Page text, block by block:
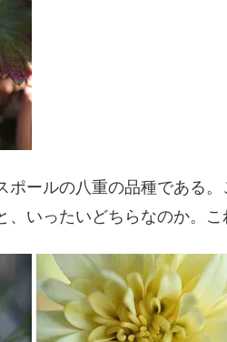
ールの八重の品種である
、いったいどちらなのか。